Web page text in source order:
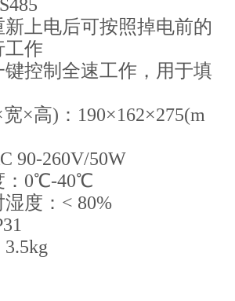
上电后可按照掉电前的
工作
控制全速工作，用于填
×高)：190×162×275(m
90-260V/50W
：0℃-40℃
度：< 80%